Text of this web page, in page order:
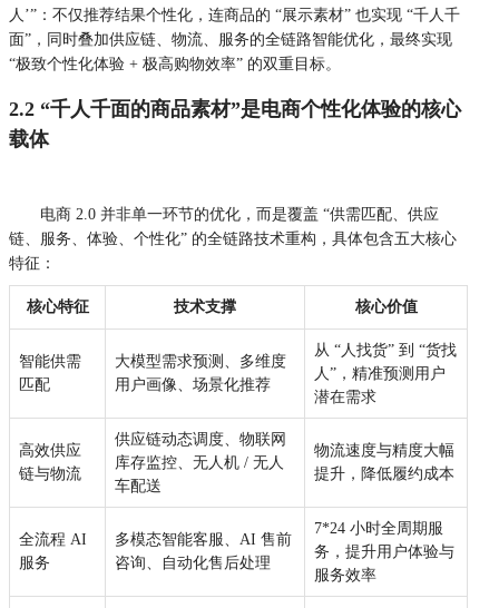
人’”：不仅推荐结果个性化，连商品的 “展示素材” 也实现 “千人千
面”，同时叠加供应链、物流、服务的全链路智能优化，最终实现
“极致个性化体验 + 极高购物效率” 的双重目标。
2.2 “千人千面的商品素材”是电商个性化体验的核心
载体
电商 2.0 并非单一环节的优化，而是覆盖 “供需匹配、供应
链、服务、体验、个性化” 的全链路技术重构，具体包含五大核心
特征：
核心特征 技术支撑 核心价值
智能供需
匹配
大模型需求预测、多维度
用户画像、场景化推荐
从 “人找货” 到 “货找
人”，精准预测用户
潜在需求
高效供应
链与物流
供应链动态调度、物联网
库存监控、无人机 / 无人
车配送
物流速度与精度大幅
提升，降低履约成本
全流程 AI
服务
多模态智能客服、AI 售前
咨询、自动化售后处理
7*24 小时全周期服
务，提升用户体验与
服务效率